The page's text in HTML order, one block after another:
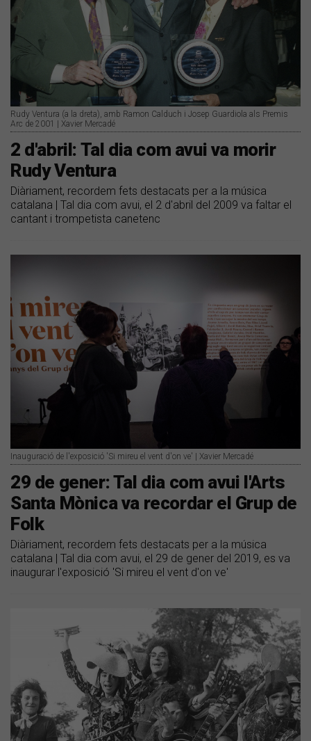
Rudy Ventura (a la dreta), amb Ramon Calduch i Josep Guardiola als Premis
Arc de 2001 | Xavier Mercadé
2 d'abril: Tal dia com avui va morir
Rudy Ventura
Diàriament, recordem fets destacats per a la música
catalana | Tal dia com avui, el 2 d'abril del 2009 va faltar el
cantant i trompetista canetenc
Inauguració de l'exposició 'Si mireu el vent d'on ve' | Xavier Mercadé
29 de gener: Tal dia com avui l'Arts
Santa Mònica va recordar el Grup de
Folk
Diàriament, recordem fets destacats per a la música
catalana | Tal dia com avui, el 29 de gener del 2019, es va
inaugurar l'exposició 'Si mireu el vent d'on ve'